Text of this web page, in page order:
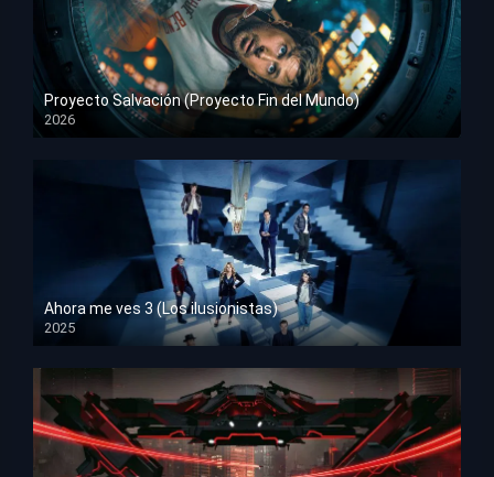
Proyecto Salvación (Proyecto Fin del Mundo)
2026
HD 1080p
Ahora me ves 3 (Los ilusionistas)
2025
HD 1080p